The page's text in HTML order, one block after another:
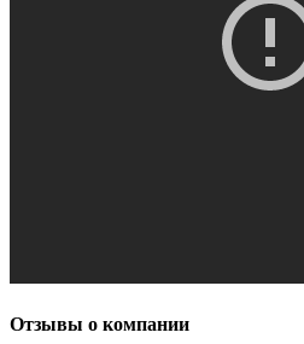
Отзывы о компании